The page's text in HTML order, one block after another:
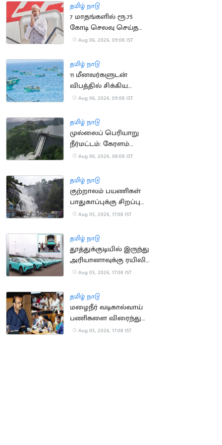
தமிழ் நாடு
7 மாதங்களில் ரூ.75
கோடி செலவு செய்த
பிரதமர் மோடி
Aug 06, 2026, 09:08 IST
தமிழ் நாடு
11 மீனவர்களுடன்
விபத்தில் சிக்கிய
இந்திய மீனவர்களின்
Aug 06, 2026, 09:08 IST
தமிழ் நாடு
முல்லைப் பெரியாறு
நீர்மட்டம்: கேரளம்
அமைச்சர் எச்சரிக்கை
Aug 06, 2026, 08:08 IST
தமிழ் நாடு
குற்றாலம் பயணிகள்
பாதுகாப்புக்கு சிறப்பு
கண்காணிப்பு குழு
Aug 05, 2026, 17:08 IST
தமிழ் நாடு
தூத்துக்குடியில் இருந்து
அரியானாவுக்கு ரயிலில்
செல்லும் மின்சார
Aug 05, 2026, 17:08 IST
தமிழ் நாடு
மழைநீர் வடிகால்வாய்
பணிகளை விரைந்து
முடிக்க உத்தரவு
Aug 05, 2026, 17:08 IST